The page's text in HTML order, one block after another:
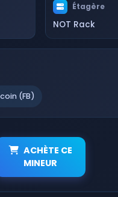
Étagère
NOT Rack
(FB)
ACHÈTE CE
MINEUR